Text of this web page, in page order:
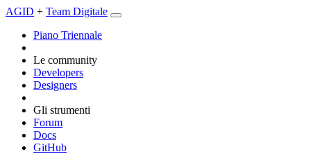
AGID + Team Digitale
Piano Triennale
Le community
Developers
Designers
Gli strumenti
Forum
Docs
GitHub